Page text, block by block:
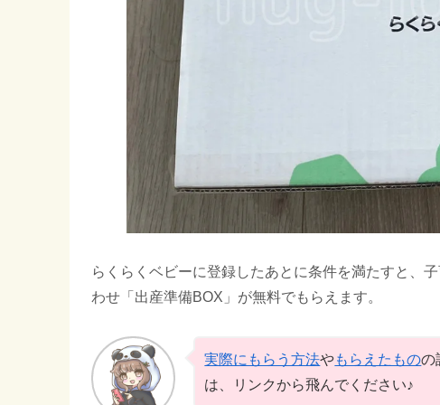
らくらくベビーに登録したあとに条件を満たすと、
わせ「出産準備BOX」が無料でもらえます。
実際にもらう方法やもらえたものの
は、リンクから飛んでください♪